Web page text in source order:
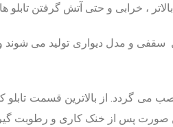
، خرابی و حتی آتش گرفتن تابلو
نصب می گردد. از بالاترین قسمت
صورت پس از خنک کاری و رطوبت